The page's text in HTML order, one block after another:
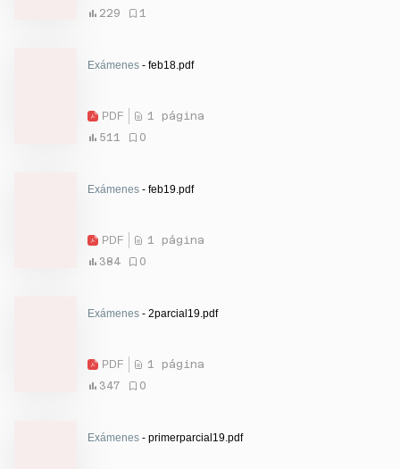
229
1
Exámenes - feb18.pdf
PDF
1 página
511
0
Exámenes - feb19.pdf
PDF
1 página
384
0
Exámenes - 2parcial19.pdf
PDF
1 página
347
0
Exámenes - primerparcial19.pdf